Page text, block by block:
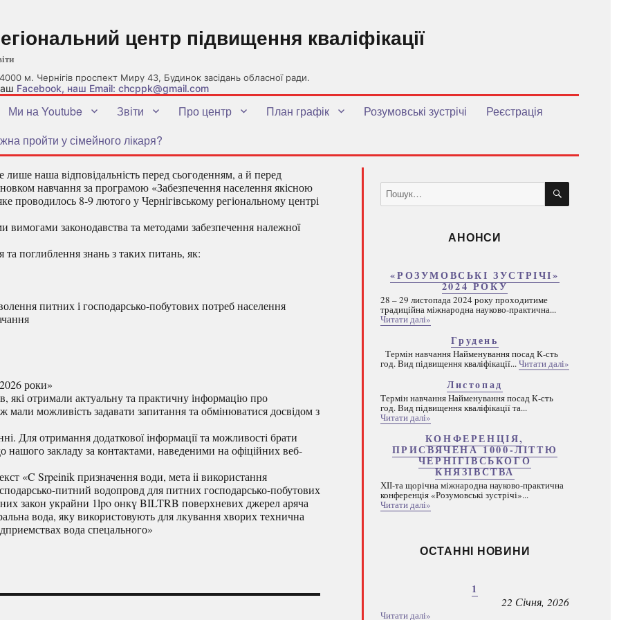
м. Чернігів проспект Миру 43, Будинок засідань обласної ради.
Facebook, наш Email: chcppk@gmail.com
центр підвищення кваліфікації
Ми на Youtube Звіти Про центр План графік Розумовські зустрічі
Реєстрація
пройти у сімейного лікаря?
наша відповідальність перед сьогоденням, а й перед
навчання за програмою «Забезпечення населення якісною
проводилось 8-9 лютого у Чернігівському регіональному центрі
законодавства та методами забезпечення належної
поглиблення знань з таких питань, як:
питних і господарсько-побутових потреб населення
роки»
які отримали актуальну та практичну інформацію про
можливість задавати запитання та обмінюватися досвідом з
Для отримання додаткової інформації та можливості брати
нашого закладу за контактами, наведеними на офіційних веб-
Пошук
за
ШУКАТИ
АНОНСИ
«РОЗУМОВСЬКІ ЗУСТРІЧІ»
2024 РОКУ
28 – 29 листопада 2024 року проходитиме
традиційна міжнародна науково-практична...
Читати далі»
Грудень
Термін навчання Найменування посад К-сть
год. Вид підвищення кваліфікації...Читати далі»
Листопад
Термін навчання Найменування посад К-сть
год. Вид підвищення кваліфікації та...
Читати далі»
КОНФЕРЕНЦІЯ,
ПРИСВЯЧЕНА 1000-ЛІТТЮ
ЧЕРНІГІВСЬКОГО
КНЯЗІВСТВА
ХІІ-та щорічна міжнародна науково-практична
конференція «Розумовські зустрічі»...
Читати далі»
ОСТАННІ НОВИНИ
1
22 Січня, 2026
Читати далі»